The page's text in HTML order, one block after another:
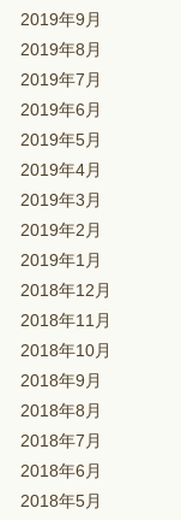
2019年9月
2019年8月
2019年7月
2019年6月
2019年5月
2019年4月
2019年3月
2019年2月
2019年1月
2018年12月
2018年11月
2018年10月
2018年9月
2018年8月
2018年7月
2018年6月
2018年5月